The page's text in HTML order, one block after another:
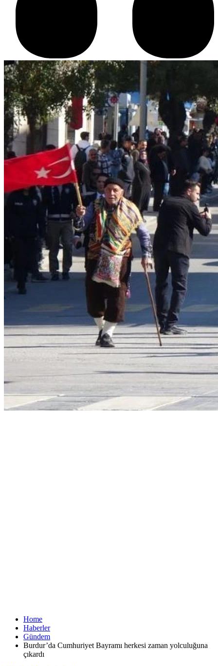
Home
Haberler
Gündem
Burdur’da Cumhuriyet Bayramı herkesi zaman yolculuğuna
çıkardı